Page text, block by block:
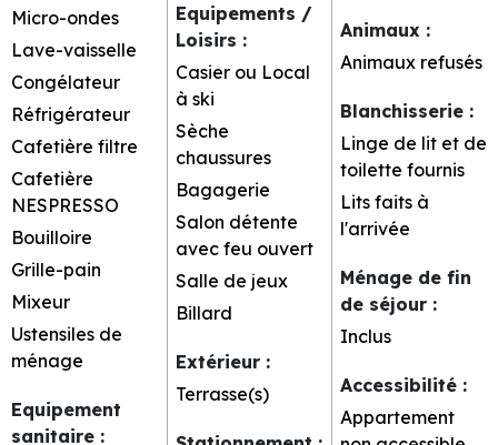
Micro-ondes
Lave-vaisselle
Congélateur
Réfrigérateur
Cafetière filtre
Cafetière
NESPRESSO
Bouilloire
Grille-pain
Mixeur
Ustensiles de
ménage
Equipement
sanitaire :
Equipements /
Loisirs :
Casier ou Local
à ski
Sèche
chaussures
Bagagerie
Salon détente
avec feu ouvert
Salle de jeux
Billard
Extérieur :
Terrasse(s)
Animaux :
Animaux refusés
Blanchisserie :
Linge de lit et de
toilette fournis
Lits faits à
l'arrivée
Ménage de fin
de séjour :
Inclus
Accessibilité :
Appartement